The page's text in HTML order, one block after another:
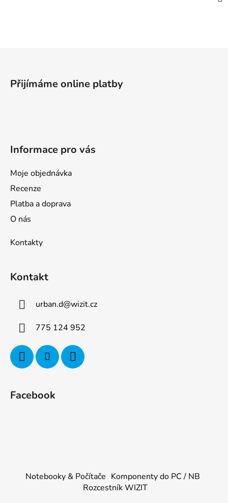
Přijímáme online platby
Informace pro vás
Moje objednávka
Recenze
Platba a doprava
O nás
Kontakty
Kontakt
urban.d@wizit.cz
775 124 952
Facebook
Notebooky & Počítače Komponenty do PC / NB
Rozcestník WIZIT